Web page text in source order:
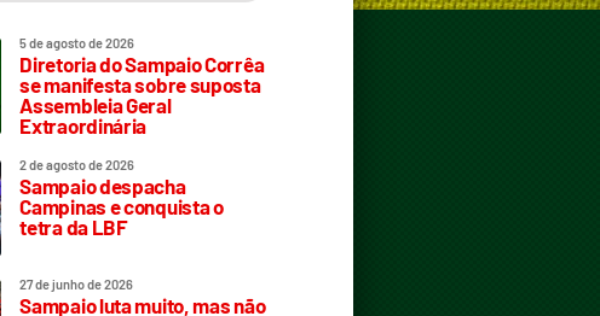
5 de agosto de 2026
Diretoria do Sampaio Corrêa
se manifesta sobre suposta
Assembleia Geral
Extraordinária
2 de agosto de 2026
Sampaio despacha
Campinas e conquista o
tetra da LBF
27 de junho de 2026
Sampaio luta muito, mas não